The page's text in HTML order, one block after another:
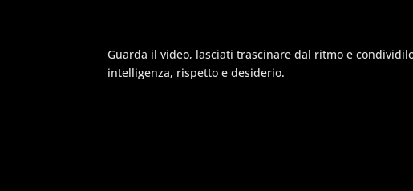
Guarda il video, lasciati trascinare dal ritmo e
intelligenza, rispetto e desiderio.